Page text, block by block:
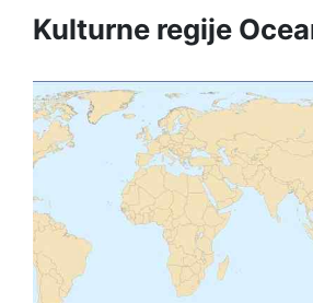
Kulturne regije